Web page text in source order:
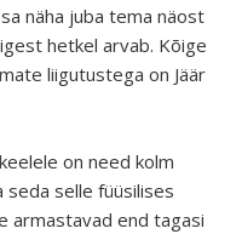
näha juba tema näost
hetkel arvab. Kõige
liigutustega on Jäär
on need kolm
seda selle füüsilises
armastavad end tagasi